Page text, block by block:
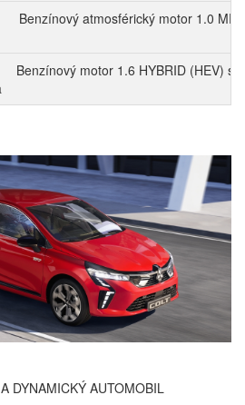
Benzínový atmosférický motor 1.0
Benzínový motor 1.6 HYBRID (HEV) s
DYNAMICKÝ AUTOMOBIL